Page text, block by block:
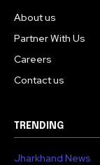
About us
Partner With Us
Careers
Contact us
TRENDING
Jharkhand News